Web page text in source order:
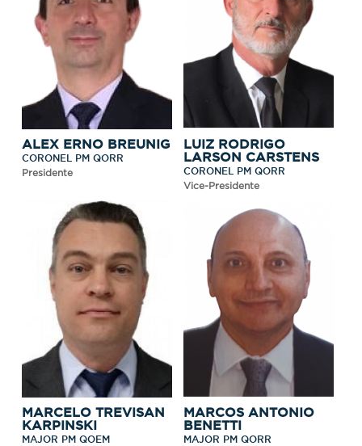
ALEX ERNO BREUNIG
CORONEL PM QORR
Presidente
LUIZ RODRIGO
LARSON CARSTENS
CORONEL PM QORR
Vice-Presidente
MARCELO TREVISAN
KARPINSKI
MAJOR PM QOEM
MARCOS ANTONIO
BENETTI
MAJOR PM QORR